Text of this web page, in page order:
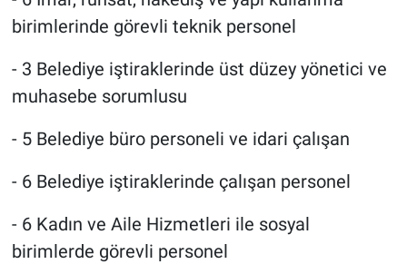
birimlerinde görevli teknik personel
- 3 Belediye iştiraklerinde üst düzey yönetici ve
muhasebe sorumlusu
- 5 Belediye büro personeli ve idari çalışan
- 6 Belediye iştiraklerinde çalışan personel
- 6 Kadın ve Aile Hizmetleri ile sosyal
birimlerde görevli personel